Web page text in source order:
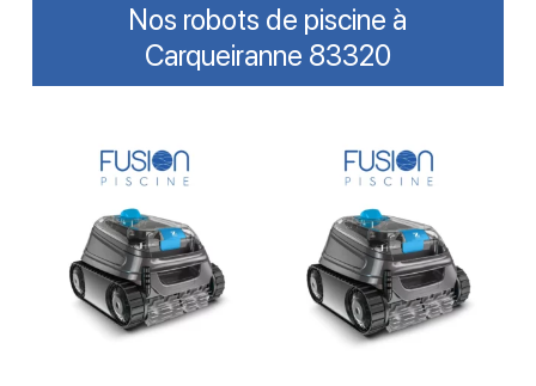
Nos robots de piscine à
Carqueiranne 83320